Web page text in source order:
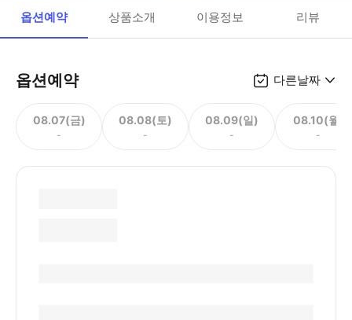
옵션예약 상품소개 이용정보 리뷰
옵션예약 다른날짜
08.07(금)
-
08.08(토)
-
08.09(일)
-
08.10(월)
-